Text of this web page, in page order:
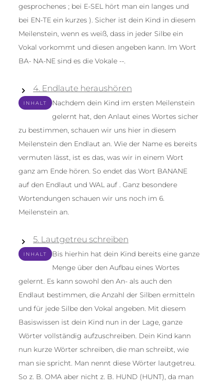
gesprochenes ; bei E-SEL hört man ein langes und
bei EN-TE ein kurzes ). Sicher ist dein Kind in diesem
Meilenstein, wenn es weiß, dass in jeder Silbe ein
Vokal vorkommt und diesen angeben kann. Im Wort
BA- NA-NE sind es die Vokale --.
4. Endlaute heraushören
INHALT
Nachdem dein Kind im ersten Meilenstein
gelernt hat, den Anlaut eines Wortes sicher
zu bestimmen, schauen wir uns hier in diesem
Meilenstein den Endlaut an. Wie der Name es bereits
vermuten lässt, ist es das, was wir in einem Wort
ganz am Ende hören. So endet das Wort BANANE
auf den Endlaut und WAL auf . Ganz besondere
Wortendungen schauen wir uns noch im 6.
Meilenstein an.
5. Lautgetreu schreiben
INHALT
Bis hierhin hat dein Kind bereits eine ganze
Menge über den Aufbau eines Wortes
gelernt. Es kann sowohl den An- als auch den
Endlaut bestimmen, die Anzahl der Silben ermitteln
und für jede Silbe den Vokal angeben. Mit diesem
Basiswissen ist dein Kind nun in der Lage, ganze
Wörter vollständig aufzuschreiben. Dein Kind kann
nun kurze Wörter schreiben, die man schreibt, wie
man sie spricht. Man nennt diese Wörter lautgetreu.
So z. B. OMA aber nicht z. B. HUND (HUNT), da man